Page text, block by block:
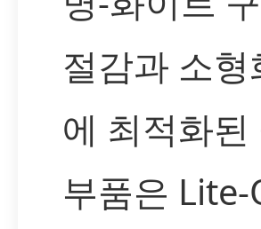
절감과 소
에 최적화
부품은